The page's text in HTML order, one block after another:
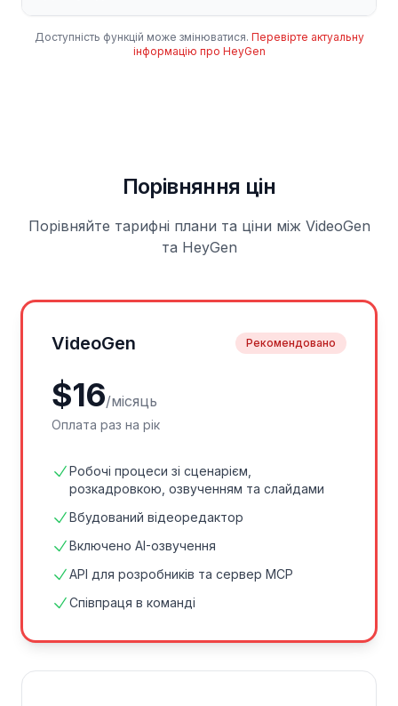
Доступність функцій може змінюватися. Перевірте актуальну
інформацію про HeyGen
Порівняння цін
Порівняйте тарифні плани та ціни між VideoGen
та HeyGen
VideoGen Рекомендовано
$16/місяць
Оплата раз на рік
Робочі процеси зі сценарієм,
розкадровкою, озвученням та слайдами
Вбудований відеоредактор
Включено AI-озвучення
API для розробників та сервер MCP
Співпраця в команді